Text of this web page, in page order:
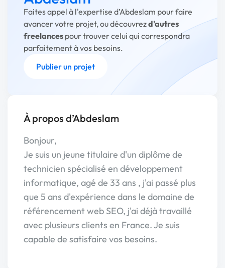
Faites appel à l'expertise d’Abdeslam pour faire
avancer votre projet, ou découvrezd'autres
freelances pour trouver celui qui correspondra
parfaitement à vos besoins.
Publier un projet
À propos d’Abdeslam
Bonjour,
Je suis un jeune titulaire d'un diplôme de
technicien spécialisé en développement
informatique, agé de 33 ans , j'ai passé plus
que 5 ans d'expérience dans le domaine de
référencement web SEO, j'ai déjà travaillé
avec plusieurs clients en France. Je suis
capable de satisfaire vos besoins.